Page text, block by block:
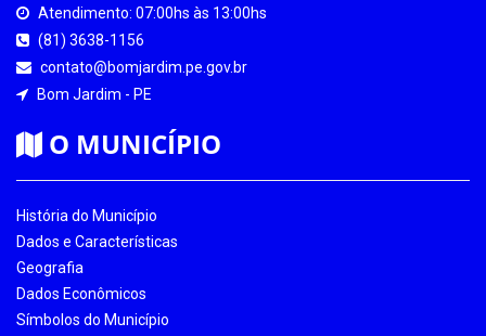
Atendimento: 07:00hs às 13:00hs
(81) 3638-1156
contato@bomjardim.pe.gov.br
Bom Jardim - PE
O MUNICÍPIO
História do Município
Dados e Características
Geografia
Dados Econômicos
Símbolos do Município